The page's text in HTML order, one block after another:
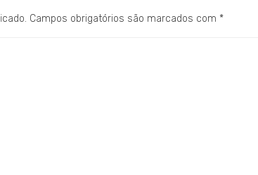
Campos obrigatórios são marcados com *